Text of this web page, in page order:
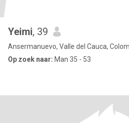
Yeimi, 39
Ansermanuevo, Valle del Cauca,
Op zoek naar: Man 35 - 53